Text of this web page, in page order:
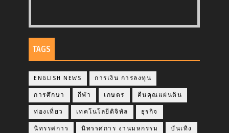
TAGS
ENGLISH NEWS การเงิน การลงทุน
การศึกษา กีฬา เกษตร คืนคุณแผ่นดิน
ท่องเที่ยว เทคโนโลยีดิจิทัล ธุรกิจ
นิทรรศการ นิทรรศการ งานมหกรรม บันเทิง